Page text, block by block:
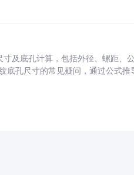
寸及底孔计算，包括外径、螺距、
底孔尺寸的常见疑问，通过公式